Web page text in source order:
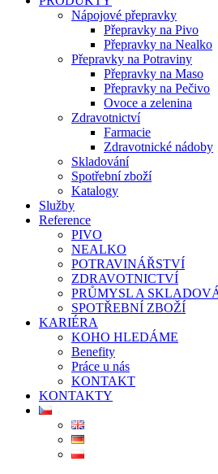
Nápojové přepravky
Přepravky na Pivo
Přepravky na Nealko
Přepravky na Potraviny
Přepravky na Maso
Přepravky na Pečivo
Ovoce a zelenina
Zdravotnictví
Farmacie
Zdravotnické nádoby
Skladování
Spotřební zboží
Katalogy
Služby
Reference
PIVO
NEALKO
POTRAVINÁŘSTVÍ
ZDRAVOTNICTVÍ
PRŮMYSL A
SPOTŘEBNÍ ZBOŽÍ
KARIÉRA
KOHO HLEDÁME
Benefity
Práce u nás
KONTAKT
KONTAKTY